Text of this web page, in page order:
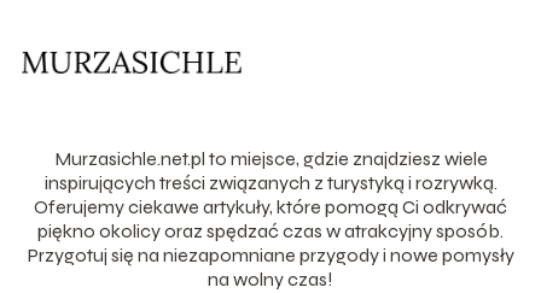
Murzasichle.net.pl to miejsce, gdzie znajdziesz wiele
inspirujących treści związanych z turystyką i rozrywką.
Oferujemy ciekawe artykuły, które pomogą Ci odkrywać
piękno okolicy oraz spędzać czas w atrakcyjny sposób.
Przygotuj się na niezapomniane przygody i nowe pomysły
na wolny czas!